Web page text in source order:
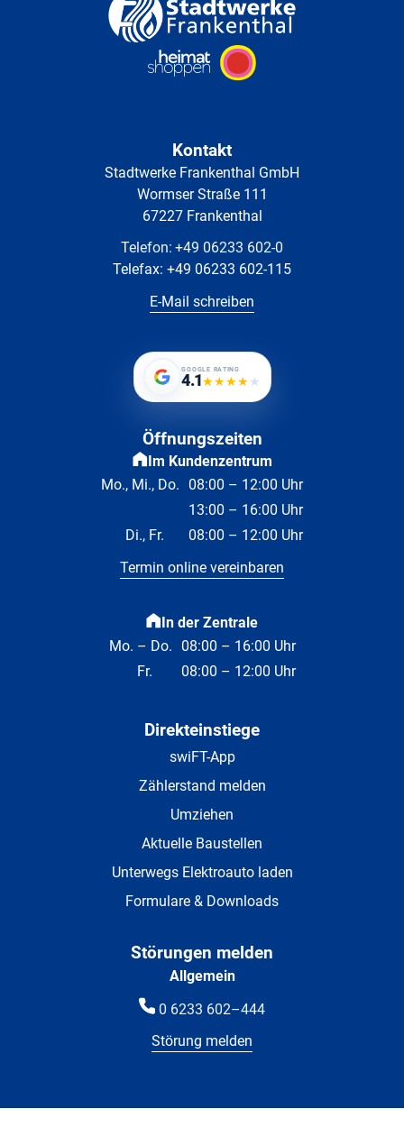
Kontakt
Stadtwerke Frankenthal GmbH
Wormser Straße 111
67227 Frankenthal
Telefon: +49 06233 602-0
Telefax: +49 06233 602-115
E-Mail schreiben
GOOGLE RATING
4.1★★★★★
Öffnungszeiten
Im Kundenzentrum
Mo., Mi., Do. 08:00 – 12:00 Uhr
13:00 – 16:00 Uhr
Di., Fr.
08:00 – 12:00 Uhr
Termin online vereinbaren
In der Zentrale
Mo. – Do. 08:00 – 16:00 Uhr
Fr.
08:00 – 12:00 Uhr
Direkteinstiege
swiFT-App
Zählerstand melden
Umziehen
Aktuelle Baustellen
Unterwegs Elektroauto laden
Formulare & Downloads
Störungen melden
Allgemein
0 6233 602–444
Störung melden